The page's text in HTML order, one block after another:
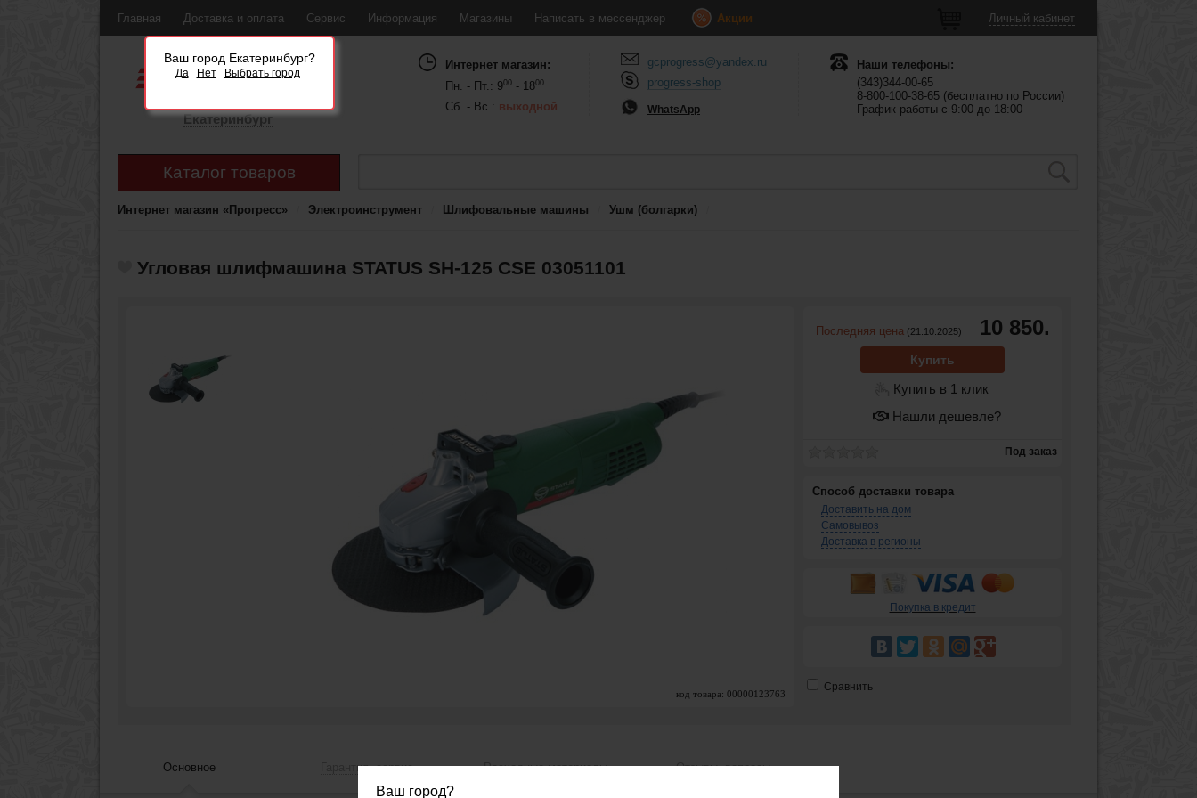
Ваш город?
Главная Доставка и оплата Сервис Информация Магазины Написать в мессенджер Акции Личный кабинет
Ваш город Екатеринбург?
Да Нет Выбрать город
Екатеринбург
Интернет магазин:
Пн. - Пт.: 900 - 1800
Сб. - Вс.: выходной
gcprogress@yandex.ru
progress-shop
WhatsApp
Наши телефоны:
(343)344-00-65
8-800-100-38-65 (бесплатно по России)
График работы с 9:00 до 18:00
Каталог товаров
Интернет магазин «Прогресс» Электроинструмент Шлифовальные машины Ушм (болгарки)
Угловая шлифмашина STATUS SH-125 CSE 03051101
код товара: 00000123763
Последняя цена (21.10.2025) 10 850.
Купить
Купить в 1 клик
Нашли дешевле?
Под заказ
Способ доставки товара
Доставить на дом
Самовывоз
Доставка в регионы
Покупка в кредит
Сравнить
Основное Гарантия, сервис Расходные материалы Отзывы, вопросы